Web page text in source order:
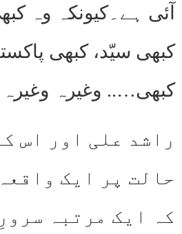
آئی ہے۔کیونکہ وہ
کبھی سیّد، کبھی
کبھی….. وغیرہ وغیرہ
راشد علی اور اس
حالت پر ایک
کہ ایک مرتبہ